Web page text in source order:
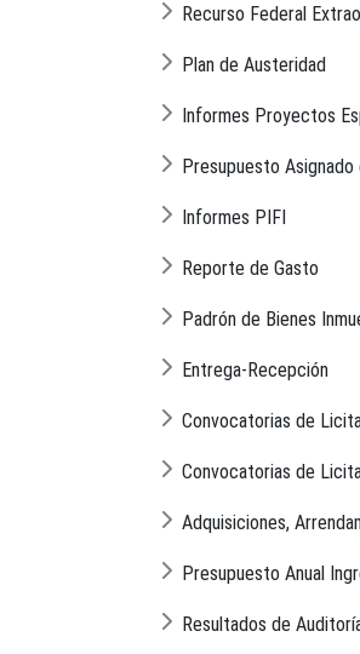
Recurso Federal
Plan de Austeridad
Informes Proyectos
Presupuesto
Informes PIFI
Reporte de Gasto
Padrón de Bienes
Entrega-Recepción
Convocatorias de
Convocatorias de
Adquisiciones,
Presupuesto Anual
Resultados de